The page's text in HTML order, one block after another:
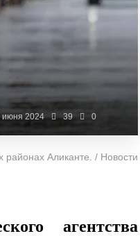
июня 2024 39 0
районах Аликанте. / Новости
агентства